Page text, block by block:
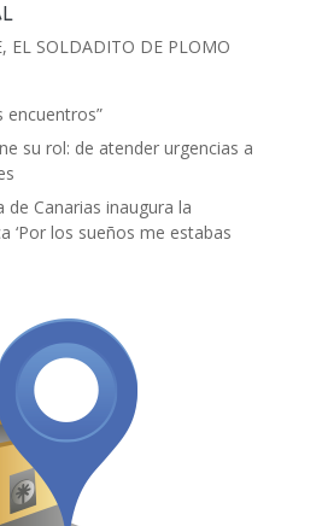
EL SOLDADITO DE PLOMO
encuentros”
su rol: de atender urgencias a
de Canarias inaugura la
‘Por los sueños me estabas